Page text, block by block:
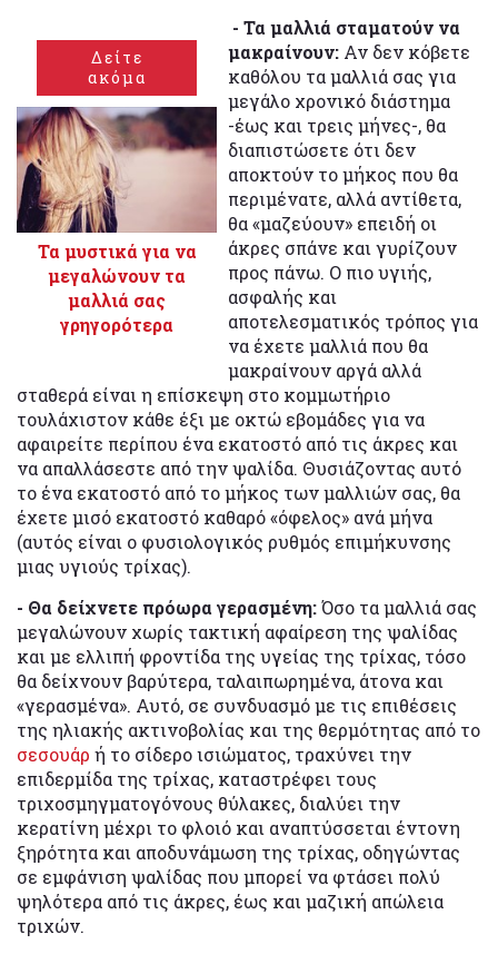
Δείτε
ακόμα
Τα μυστικά για να
μεγαλώνουν τα
μαλλιά σας
γρηγορότερα
- Τα μαλλιά σταματούν να
μακραίνουν: Αν δεν κόβετε
καθόλου τα μαλλιά σας για
μεγάλο χρονικό διάστημα
-έως και τρεις μήνες-, θα
διαπιστώσετε ότι δεν
αποκτούν το μήκος που θα
περιμένατε, αλλά αντίθετα,
θα «μαζεύουν» επειδή οι
άκρες σπάνε και γυρίζουν
προς πάνω. Ο πιο υγιής,
ασφαλής και
αποτελεσματικός τρόπος για
να έχετε μαλλιά που θα
μακραίνουν αργά αλλά
σταθερά είναι η επίσκεψη στο κομμωτήριο
τουλάχιστον κάθε έξι με οκτώ εβομάδες για να
αφαιρείτε περίπου ένα εκατοστό από τις άκρες και
να απαλλάσεστε από την ψαλίδα. Θυσιάζοντας αυτό
το ένα εκατοστό από το μήκος των μαλλιών σας, θα
έχετε μισό εκατοστό καθαρό «όφελος» ανά μήνα
(αυτός είναι ο φυσιολογικός ρυθμός επιμήκυνσης
μιας υγιούς τρίχας).
- Θα δείχνετε πρόωρα γερασμένη:Όσο τα μαλλιά σας
μεγαλώνουν χωρίς τακτική αφαίρεση της ψαλίδας
και με ελλιπή φροντίδα της υγείας της τρίχας, τόσο
θα δείχνουν βαρύτερα, ταλαιπωρημένα, άτονα και
«γερασμένα». Αυτό, σε συνδυασμό με τις επιθέσεις
της ηλιακής ακτινοβολίας και της θερμότητας από το
σεσουάρ ή το σίδερο ισιώματος, τραχύνει την
επιδερμίδα της τρίχας, καταστρέφει τους
τριχοσμηγματογόνους θύλακες, διαλύει την
κερατίνη μέχρι το φλοιό και αναπτύσσεται έντονη
ξηρότητα και αποδυνάμωση της τρίχας, οδηγώντας
σε εμφάνιση ψαλίδας που μπορεί να φτάσει πολύ
ψηλότερα από τις άκρες, έως και μαζική απώλεια
τριχών.